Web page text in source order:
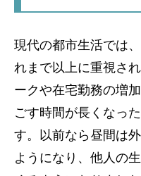
現代の都市生活では
れまで以上に重視さ
ークや在宅勤務の増
ごす時間が長くなっ
す。以前なら昼間は
ようになり、他人の